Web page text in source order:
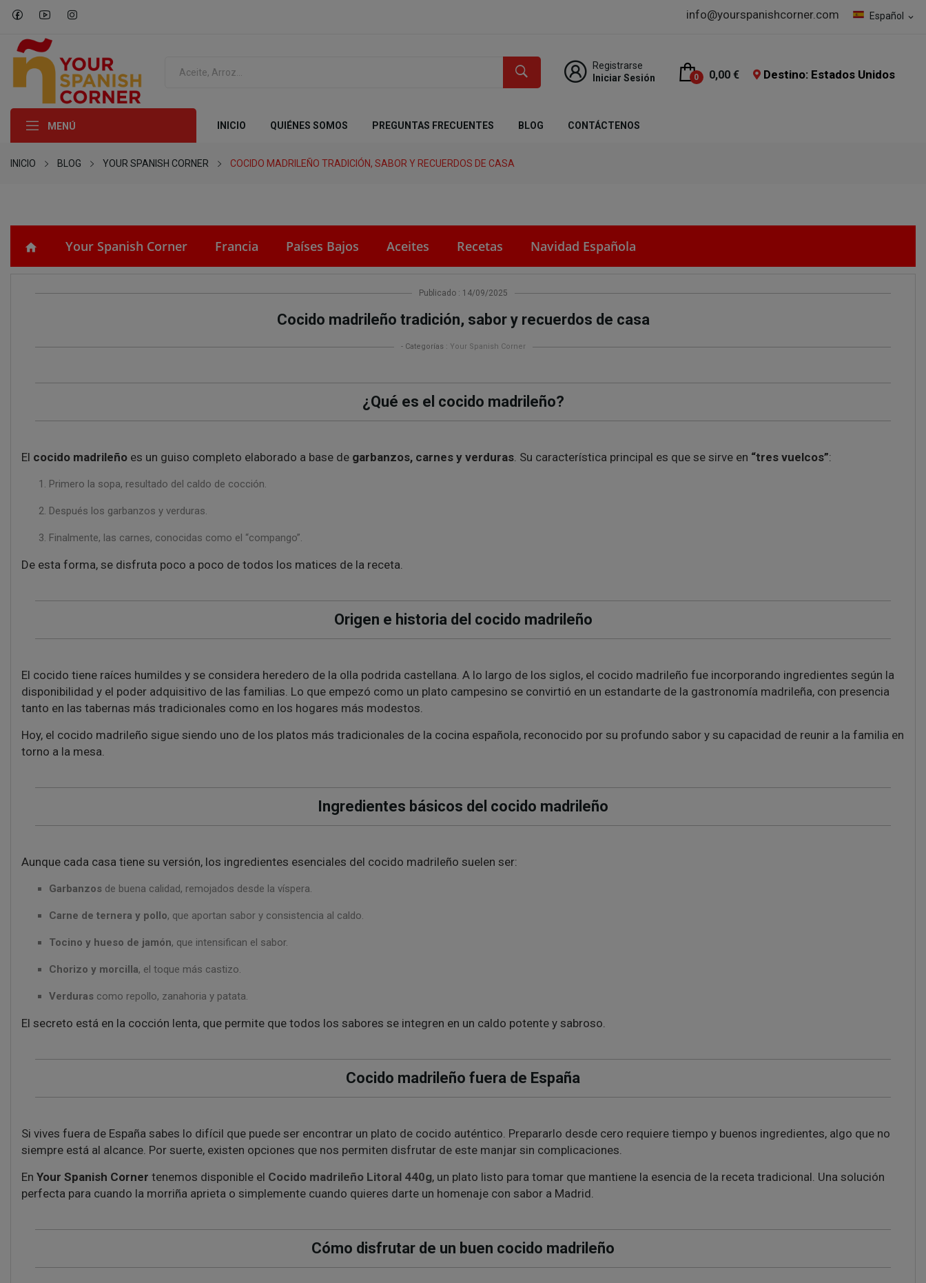
Español expand_more
info@yourspanishcorner.com
Registrarse
Iniciar Sesión
0 0,00 € Destino: Estados Unidos
MENÚ INICIO QUIÉNES SOMOS PREGUNTAS FRECUENTES BLOG CONTÁCTENOS
INICIO BLOG YOUR SPANISH CORNER COCIDO MADRILEÑO TRADICIÓN, SABOR Y RECUERDOS DE CASA
home Your Spanish Corner Francia Países Bajos Aceites Recetas Navidad Española
Publicado : 14/09/2025
Cocido madrileño tradición, sabor y recuerdos de casa
- Categorías : Your Spanish Corner
¿Qué es el cocido madrileño?
El cocido madrileño es un guiso completo elaborado a base de garbanzos, carnes y verduras. Su característica principal es que se sirve en “tres vuelcos”:
Primero la sopa, resultado del caldo de cocción.
Después los garbanzos y verduras.
Finalmente, las carnes, conocidas como el “compango”.
De esta forma, se disfruta poco a poco de todos los matices de la receta.
Origen e historia del cocido madrileño
El cocido tiene raíces humildes y se considera heredero de la olla podrida castellana. A lo largo de los siglos, el cocido madrileño fue incorporando ingredientes según la
disponibilidad y el poder adquisitivo de las familias. Lo que empezó como un plato campesino se convirtió en un estandarte de la gastronomía madrileña, con presencia
tanto en las tabernas más tradicionales como en los hogares más modestos.
Hoy, el cocido madrileño sigue siendo uno de los platos más tradicionales de la cocina española, reconocido por su profundo sabor y su capacidad de reunir a la familia en
torno a la mesa.
Ingredientes básicos del cocido madrileño
Aunque cada casa tiene su versión, los ingredientes esenciales del cocido madrileño suelen ser:
Garbanzos de buena calidad, remojados desde la víspera.
Carne de ternera y pollo, que aportan sabor y consistencia al caldo.
Tocino y hueso de jamón, que intensifican el sabor.
Chorizo y morcilla, el toque más castizo.
Verduras como repollo, zanahoria y patata.
El secreto está en la cocción lenta, que permite que todos los sabores se integren en un caldo potente y sabroso.
Cocido madrileño fuera de España
Si vives fuera de España sabes lo difícil que puede ser encontrar un plato de cocido auténtico. Prepararlo desde cero requiere tiempo y buenos ingredientes, algo que no
siempre está al alcance. Por suerte, existen opciones que nos permiten disfrutar de este manjar sin complicaciones.
En Your Spanish Corner tenemos disponible el Cocido madrileño Litoral 440g, un plato listo para tomar que mantiene la esencia de la receta tradicional. Una solución
perfecta para cuando la morriña aprieta o simplemente cuando quieres darte un homenaje con sabor a Madrid.
Cómo disfrutar de un buen cocido madrileño